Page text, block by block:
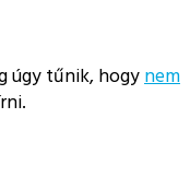
úgy tűnik, hogynem